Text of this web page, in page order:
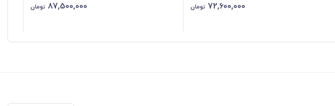
72,600,000 تومان 87,500,000 تومان